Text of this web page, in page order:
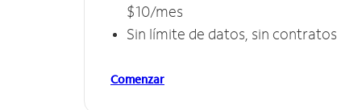
$10/mes
Sin límite de datos, sin contratos
Comenzar